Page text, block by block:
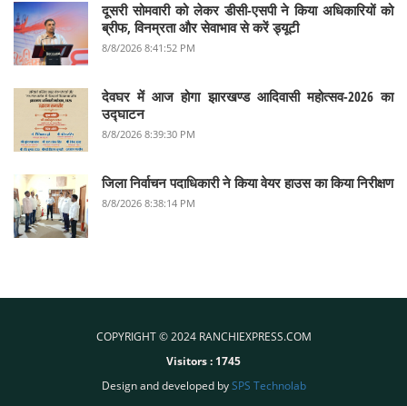
दूसरी सोमवारी को लेकर डीसी-एसपी ने किया अधिकारियों को
ब्रीफ, विनम्रता और सेवाभाव से करें ड्यूटी
8/8/2026 8:41:52 PM
देवघर में आज होगा झारखण्ड आदिवासी महोत्सव-2026 का
उद्घाटन
8/8/2026 8:39:30 PM
जिला निर्वाचन पदाधिकारी ने किया वेयर हाउस का किया निरीक्षण
8/8/2026 8:38:14 PM
COPYRIGHT © 2024 RANCHIEXPRESS.COM
Visitors : 1745
Design and developed bySPS Technolab